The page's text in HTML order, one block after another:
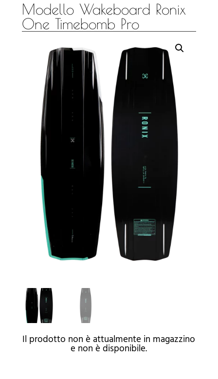
Modello Wakeboard Ronix
One Timebomb Pro
Il prodotto non è attualmente in magazzino
e non è disponibile.